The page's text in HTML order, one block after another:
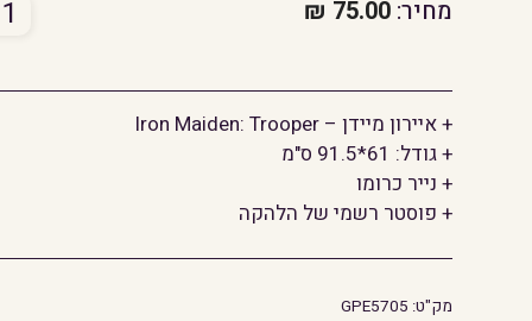
מחיר: 75.00
₪
+ איירון מיידן – Iron Maiden: Trooper
+ גודל: 61*91.5 ס"מ
+ נייר כרומו
+ פוסטר רשמי של הלהקה
מק"ט: GPE5705